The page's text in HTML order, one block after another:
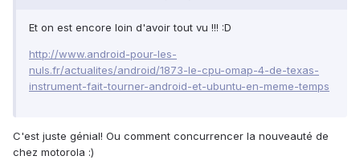
Et on est encore loin d'avoir tout vu !!! :D
http://www.android-pour-les-
nuls.fr/actualites/android/1873-le-cpu-omap-4-de-texas-
instrument-fait-tourner-android-et-ubuntu-en-meme-temps
C'est juste génial! Ou comment concurrencer la nouveauté de
chez motorola :)